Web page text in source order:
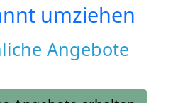
umziehen
Angebote